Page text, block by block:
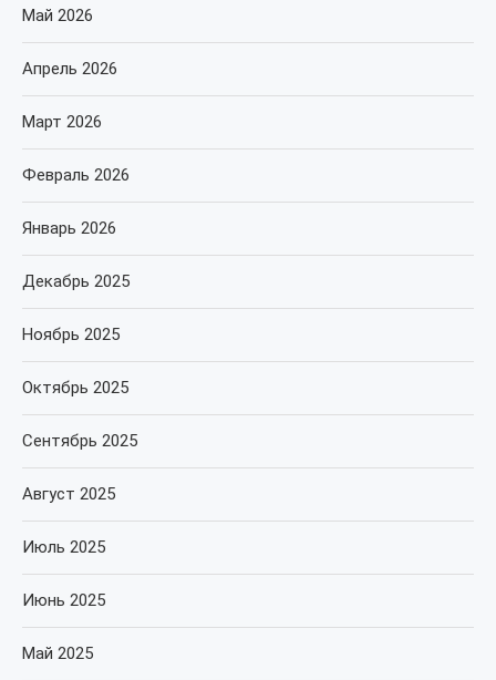
Май 2026
Апрель 2026
Март 2026
Февраль 2026
Январь 2026
Декабрь 2025
Ноябрь 2025
Октябрь 2025
Сентябрь 2025
Август 2025
Июль 2025
Июнь 2025
Май 2025